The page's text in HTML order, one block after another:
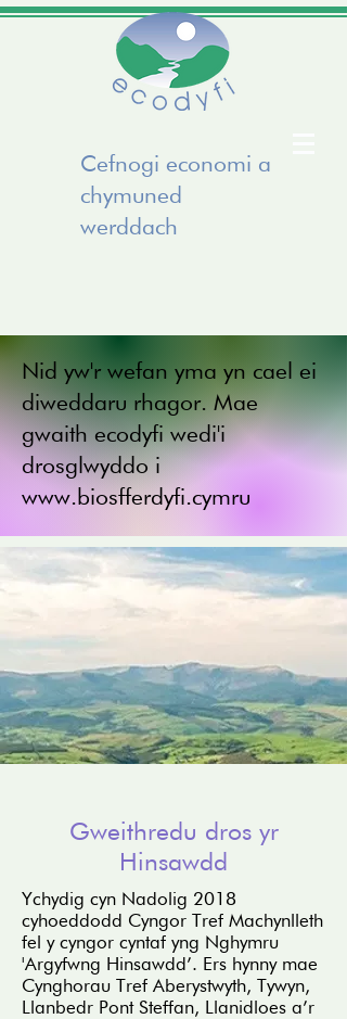
Cefnogi economi a
chymuned
werddach
Nid yw'r wefan yma yn cael ei
diweddaru rhagor. Mae
gwaith ecodyfi wedi'i
drosglwyddo i
www.biosfferdyfi.cymru
Gweithredu dros yr
Hinsawdd
Ychydig cyn Nadolig 2018
cyhoeddodd Cyngor Tref Machynlleth
fel y cyngor cyntaf yng Nghymru
'Argyfwng Hinsawdd’. Ers hynny mae
Cynghorau Tref Aberystwyth, Tywyn,
Llanbedr Pont Steffan, Llanidloes a’r